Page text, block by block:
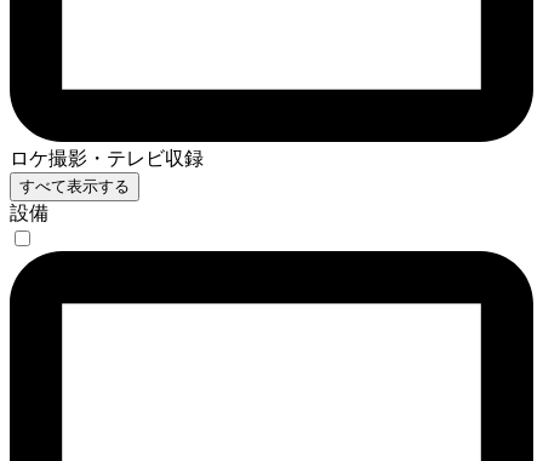
ロケ撮影・テレビ収録
すべて表示する
設備